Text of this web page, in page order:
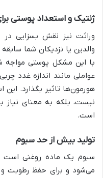
ژنتیک و استعداد پوستی
وراثت نیز نقش بسزایی در
والدین یا نزدیکان شما
با این مشکل پوستی مواجه
عواملی مانند اندازه غدد
هورمون‌ها تاثیر بگذارد.
نیست، بلکه به معنای نیاز
است.
تولید بیش از حد سبوم
سبوم یک ماده روغنی
می‌شود و برای حفظ رطوبت